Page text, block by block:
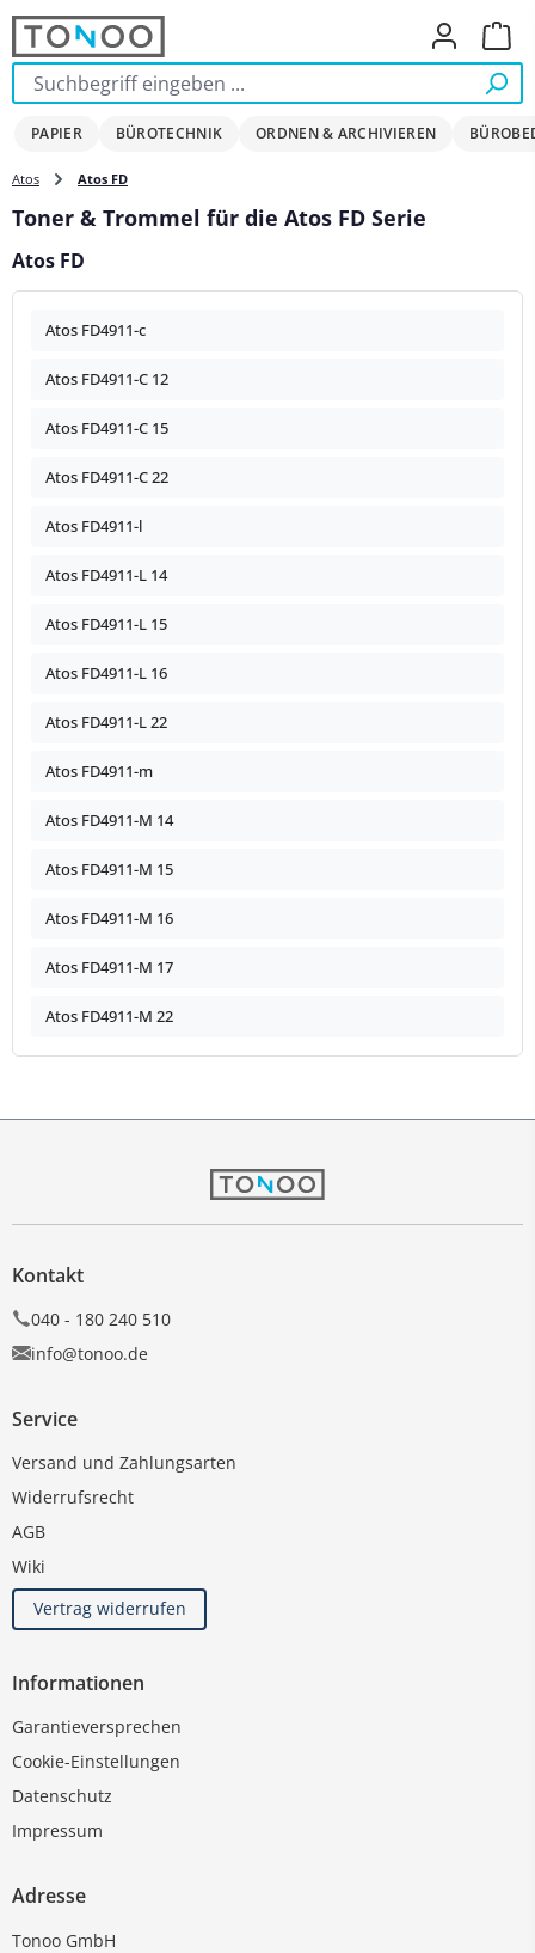
Zum Hauptinhalt springen
PAPIER BÜROTECHNIK ORDNEN & ARCHIVIEREN
Atos Atos FD
Toner & Trommel für die Atos FD Serie
Atos FD
Atos FD4911-c
Atos FD4911-C 12
Atos FD4911-C 15
Atos FD4911-C 22
Atos FD4911-l
Atos FD4911-L 14
Atos FD4911-L 15
Atos FD4911-L 16
Atos FD4911-L 22
Atos FD4911-m
Atos FD4911-M 14
Atos FD4911-M 15
Atos FD4911-M 16
Atos FD4911-M 17
Atos FD4911-M 22
Kontakt
040 - 180 240 510
info@tonoo.de
Service
Versand und Zahlungsarten
Widerrufsrecht
AGB
Wiki
Vertrag widerrufen
Informationen
Garantieversprechen
Cookie-Einstellungen
Datenschutz
Impressum
Adresse
Tonoo GmbH